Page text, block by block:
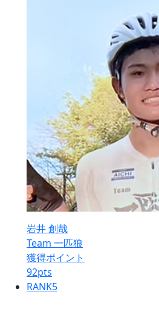
岩井 創哉
Team 一匹狼
獲得ポイント
92pts
RANK5